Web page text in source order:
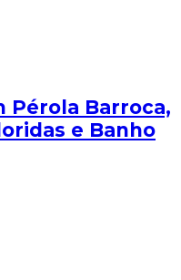
Pérola Barroca,
e Banho